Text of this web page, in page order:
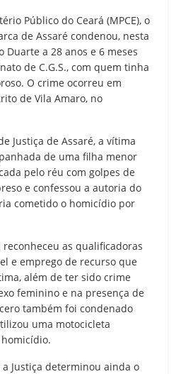
Público do Ceará (MPCE), o
de Assaré condenou, nesta
Duarte a 28 anos e 6 meses
de C.G.S., com quem tinha
O crime ocorreu em
de Vila Amaro, no
Justiça de Assaré, a vítima
de uma filha menor
pelo réu com golpes de
e confessou a autoria do
cometido o homicídio por
reconheceu as qualificadoras
e emprego de recurso que
além de ter sido crime
feminino e na presença de
também foi condenado
uma motocicleta
Justiça determinou ainda o